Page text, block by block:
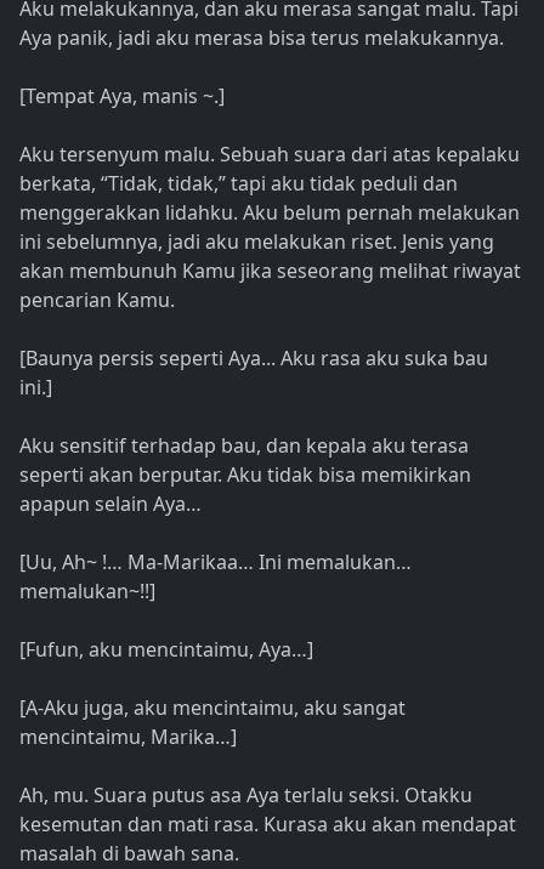
Aku melakukannya, dan aku merasa sangat malu. Tapi
Aya panik, jadi aku merasa bisa terus melakukannya.
[Tempat Aya, manis ~.]
Aku tersenyum malu. Sebuah suara dari atas kepalaku
berkata, “Tidak, tidak,” tapi aku tidak peduli dan
menggerakkan lidahku. Aku belum pernah melakukan
ini sebelumnya, jadi aku melakukan riset. Jenis yang
akan membunuh Kamu jika seseorang melihat riwayat
pencarian Kamu.
[Baunya persis seperti Aya... Aku rasa aku suka bau
ini.]
Aku sensitif terhadap bau, dan kepala aku terasa
seperti akan berputar. Aku tidak bisa memikirkan
apapun selain Aya…
[Uu, Ah~ !… Ma-Marikaa… Ini memalukan…
memalukan~!!]
[Fufun, aku mencintaimu, Aya…]
[A-Aku juga, aku mencintaimu, aku sangat
mencintaimu, Marika…]
Ah, mu. Suara putus asa Aya terlalu seksi. Otakku
kesemutan dan mati rasa. Kurasa aku akan mendapat
masalah di bawah sana.